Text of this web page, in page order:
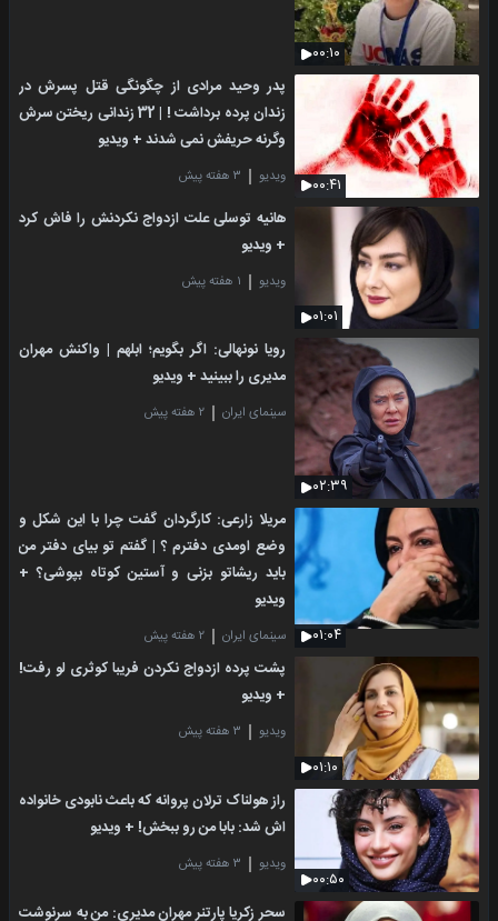
۰۰:۱۰
۰۰:۴۱
پدر وحید مرادی از چگونگی قتل پسرش در
زندان پرده برداشت ! | 32 زندانی ریختن سرش
وگرنه حریفش نمی شدند + ویدیو
ویدیو ۳ هفته پیش
۰۱:۰۱
هانیه توسلی علت ازدواج نکردنش را فاش کرد
+ ویدیو
ویدیو ۱ هفته پیش
۰۲:۳۹
رویا نونهالی: اگر بگویم؛ ابلهم | واکنش مهران
مدیری را ببینید + ویدیو
سینمای ایران ۲ هفته پیش
۰۱:۰۴
مریلا زارعی: کارگردان گفت چرا با این شکل و
وضع اومدی دفترم ؟ | گفتم تو بیای دفتر من
باید ریشاتو بزنی و آستین کوتاه بپوشی؟ +
ویدیو
سینمای ایران ۲ هفته پیش
۰۱:۱۰
پشت پرده ازدواج نکردن فریبا کوثری لو رفت!
+ ویدیو
ویدیو ۳ هفته پیش
۰۰:۵۰
راز هولناک ترلان پروانه که باعث نابودی خانواده
اش شد: بابا من رو ببخش! + ویدیو
ویدیو ۳ هفته پیش
سحر زکریا پارتنر مهران مدیری: من به سرنوشت